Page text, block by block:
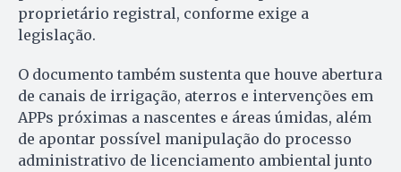
proprietário registral, conforme exige a
legislação.
O documento também sustenta que houve abertura
de canais de irrigação, aterros e intervenções em
APPs próximas a nascentes e áreas úmidas, além
de apontar possível manipulação do processo
administrativo de licenciamento ambiental junto